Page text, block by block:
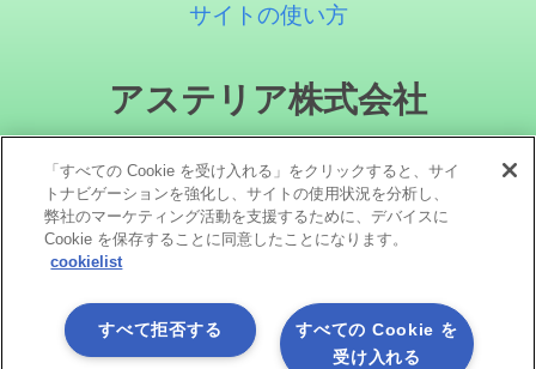
サイトの使い方
アステリア株式会社
ソーシャルメディア
「すべての Cookie を受け入れる」をクリックすると、サイ
トナビゲーションを強化し、サイトの使用状況を分析し、
弊社のマーケティング活動を支援するために、デバイスに
Cookie を保存することに同意したことになります。
cookielist
すべての Cookie を
受け入れる
すべて拒否する